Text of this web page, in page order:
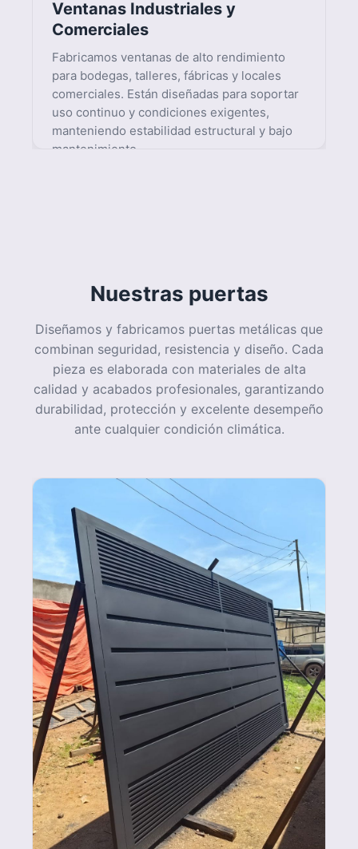
Nuestras puertas
Diseñamos y fabricamos puertas metálicas que
combinan seguridad, resistencia y diseño. Cada
pieza es elaborada con materiales de alta
calidad y acabados profesionales, garantizando
durabilidad, protección y excelente desempeño
ante cualquier condición climática.
Nuestro equipo técnico realiza la instalación
bajo estrictos estándares de seguridad y
precisión, asegurando un ajuste perfecto y
máxima durabilidad en cada proyecto.
Galería de video
Mira algunos videos de nuestros procesos y
trabajos realizados en estructuras, ventanas y
puertas metálicas.